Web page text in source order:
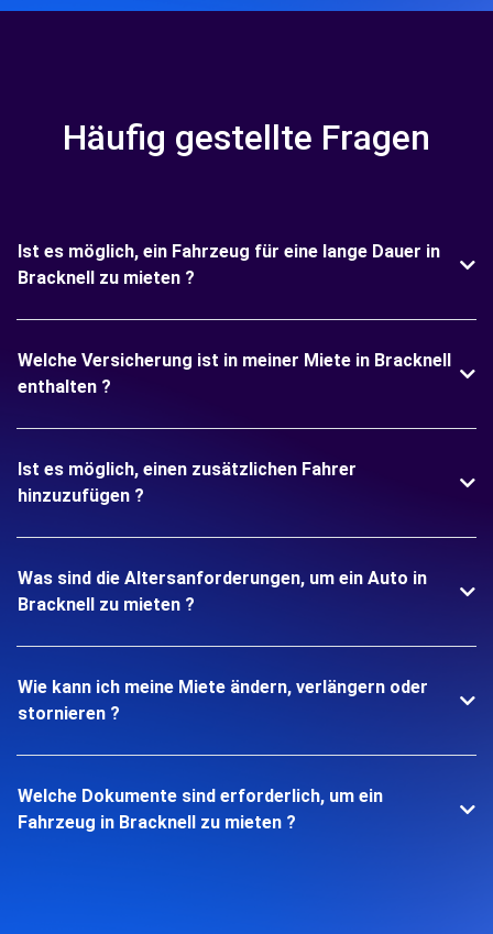
Häufig gestellte Fragen
Ist es möglich, ein Fahrzeug für eine lange Dauer in
Bracknell zu mieten ?
Welche Versicherung ist in meiner Miete in Bracknell
enthalten ?
Ist es möglich, einen zusätzlichen Fahrer
hinzuzufügen ?
Was sind die Altersanforderungen, um ein Auto in
Bracknell zu mieten ?
Wie kann ich meine Miete ändern, verlängern oder
stornieren ?
Welche Dokumente sind erforderlich, um ein
Fahrzeug in Bracknell zu mieten ?